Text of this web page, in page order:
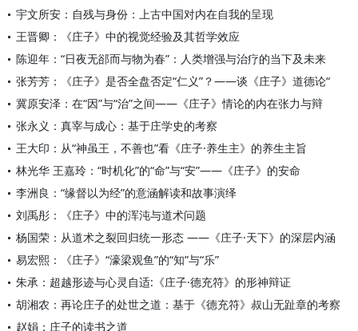
宇文所安：自残与身份：上古中国对内在自我的呈现
王晋卿：《庄子》中的视觉经验及其哲学效应
陈迎年：“日夜无郤而与物为春”：人类增强与治疗的当下及未来
张芳芳：《庄子》是否全盘否定“仁义”？——谈《庄子》道德论“
冀原安泽：在“因”与“治”之间——《庄子》情论的内在张力与辩
张永义：真宰与成心：基于庄学史的考察
王大印：从“神虽王，不善也”看《庄子·养生主》的养生主旨
林光华 王嘉玲：“时机化”的“命”与“安”——《庄子》的安命
李洲良：“缘督以为经”的意涵解读和故事演绎
刘禹彤：《庄子》中的浑沌与道术问题
杨国荣：从道术之裂回归统一形态 ——《庄子·天下》的深层内涵
易宏熙：《庄子》“濠梁观鱼”的“知”与“乐”
朱承：超越形迹与心灵自适:《庄子·德充符》的形神辩证
胡湘农：再论庄子的处世之道：基于《德充符》叔山无趾章的考察
赵娟：庄子的读书之道